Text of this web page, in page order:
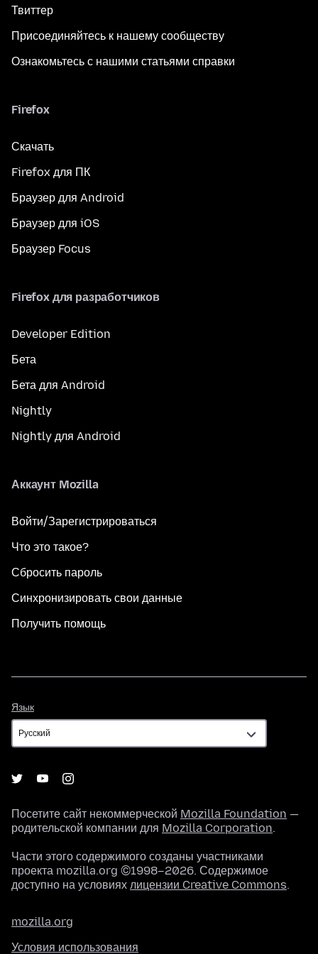
Твиттер
Присоединяйтесь к нашему сообществу
Ознакомьтесь с нашими статьями справки
Firefox
Скачать
Firefox для ПК
Браузер для Android
Браузер для iOS
Браузер Focus
Firefox для разработчиков
Developer Edition
Бета
Бета для Android
Nightly
Nightly для Android
Аккаунт Mozilla
Войти/Зарегистрироваться
Что это такое?
Сбросить пароль
Синхронизировать свои данные
Получить помощь
Язык
Посетите сайт некоммерческой Mozilla Foundation —
родительской компании для Mozilla Corporation.
Части этого содержимого созданы участниками
проекта mozilla.org ©1998–2026. Содержимое
доступно на условиях лицензии Creative Commons.
mozilla.org
Условия использования